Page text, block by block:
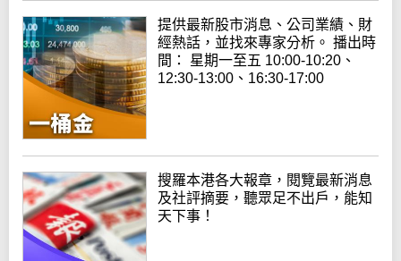
提供最新股市消息、公司業績、財
經熱話，並找來專家分析。 播出時
間： 星期一至五 10:00-10:20、
12:30-13:00、16:30-17:00
搜羅本港各大報章，閱覽最新消息
及社評摘要，聽眾足不出戶，能知
天下事！